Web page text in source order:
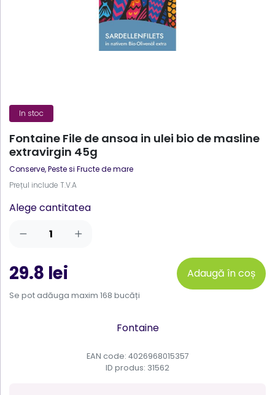
In stoc
Fontaine File de ansoa in ulei bio de masline
extravirgin 45g
Conserve,Peste si Fructe de mare
Prețul include T.V.A
Alege cantitatea
29.8 lei Adaugă în coș
Se pot adăuga maxim 168 bucăți
Fontaine
EAN code: 4026968015357
ID produs: 31562